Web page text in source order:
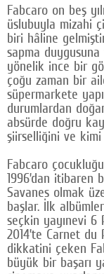
Fabcaro on beş
üslubuyla mizahi
biri hâline
sapma
yönelik ince bir
çoğu zaman bir
süpermarkete
durumlardan
absürde doğru
şiirselliğini ve kimi
Fabcaro
1996’dan itibaren
Savanes olmak
başlar. İlk
seçkin yayınevi 6
2014’te Carnet
dikkatini çeken
büyük bir başarı